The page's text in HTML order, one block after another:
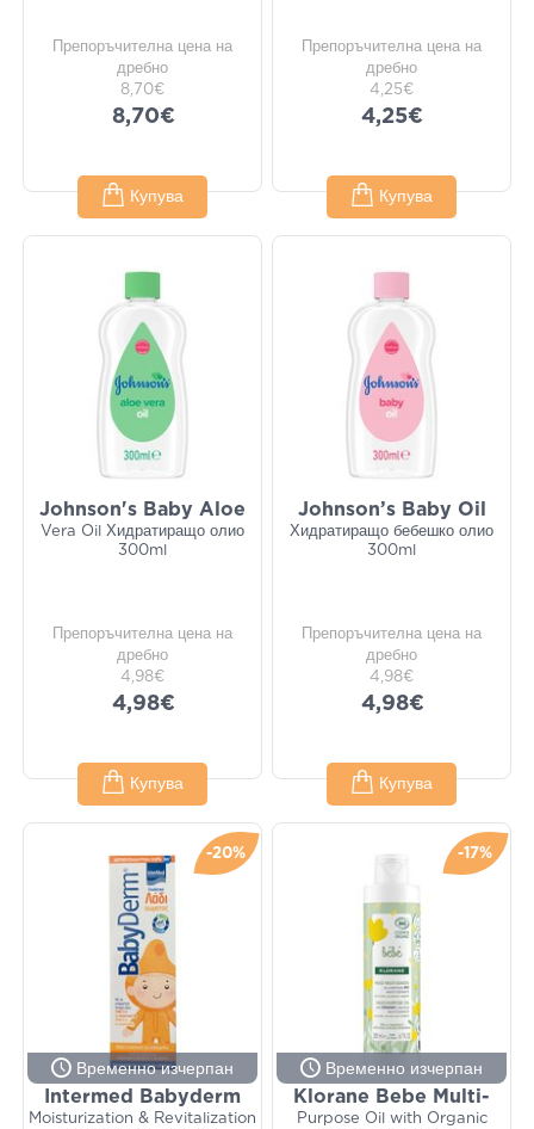
Препоръчителна цена на
дребно
8,70€
8,70€
Купува
Препоръчителна цена на
дребно
4,25€
4,25€
Купува
Johnson's Baby Aloe
Vera Oil Хидратиращо олио
300ml
Препоръчителна цена на
дребно
4,98€
4,98€
Купува
Johnson’s Baby Oil
Хидратиращо бебешко олио
300ml
Препоръчителна цена на
дребно
4,98€
4,98€
Купува
-20%
Временно изчерпан
Intermed Babyderm
Moisturization & Revitalization
-17%
Временно изчерпан
Klorane Bebe Multi-
Purpose Oil with Organic